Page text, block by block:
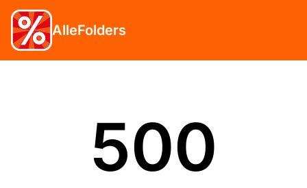
AlleFolders
500